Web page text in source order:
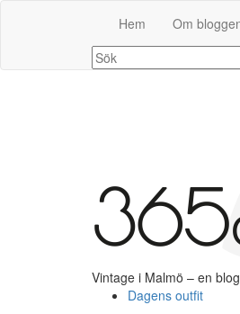
Hem Om
Vintage i Malmö – en
Dagens outfit